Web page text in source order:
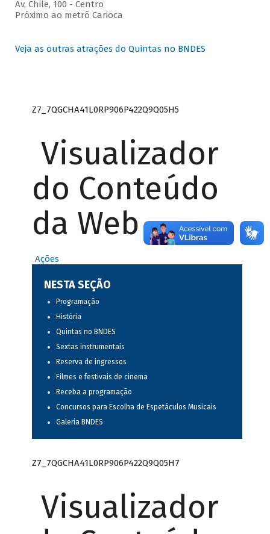
Av, Chile, 100 - Centro
Próximo ao metrô Carioca
Veja as outras atrações do Quintas no BNDES
Z7_7QGCHA41L0RP906P422Q9Q05H5
Visualizador
do Conteúdo
da Web
Ações
NESTA SEÇÃO
Programação
História
Quintas no BNDES
Sextas instrumentais
Reserva de ingressos
Filmes e festivais de cinema
Receba a programação
Concursos para Escolha de Espetáculos Musicais
Galeria BNDES
Z7_7QGCHA41L0RP906P422Q9Q05H7
Visualizador